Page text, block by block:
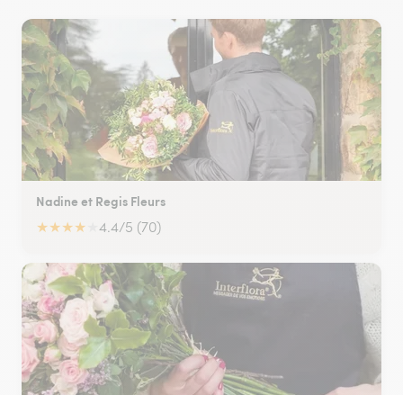
Nadine et Regis Fleurs
★★★★ 4.4/5 (70)